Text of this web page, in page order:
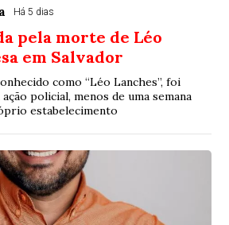
Há 5 dias
pela morte de Léo
em Salvador
como “Léo Lanches”, foi
policial, menos de uma semana
estabelecimento